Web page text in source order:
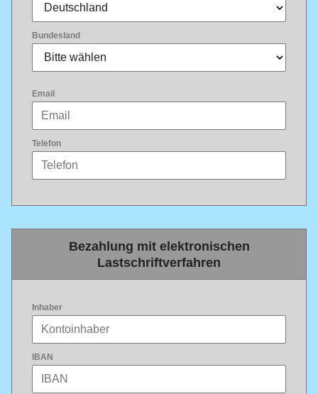
Bundesland
Email
Telefon
Bezahlung mit elektronischen
Lastschriftverfahren
Inhaber
IBAN